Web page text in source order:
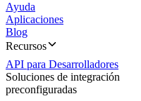
Ayuda
Aplicaciones
Blog
Recursos
API para Desarrolladores
Soluciones de integración
preconfiguradas